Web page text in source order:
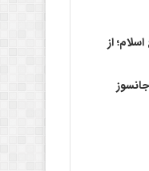
از